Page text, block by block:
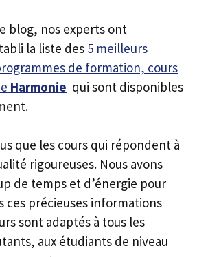
blog, nos experts ont
la liste des 5 meilleurs
de formation, cours
Harmonie qui sont disponibles
que les cours qui répondent à
rigoureuses. Nous avons
de temps et d’énergie pour
ces précieuses informations
sont adaptés à tous les
aux étudiants de niveau